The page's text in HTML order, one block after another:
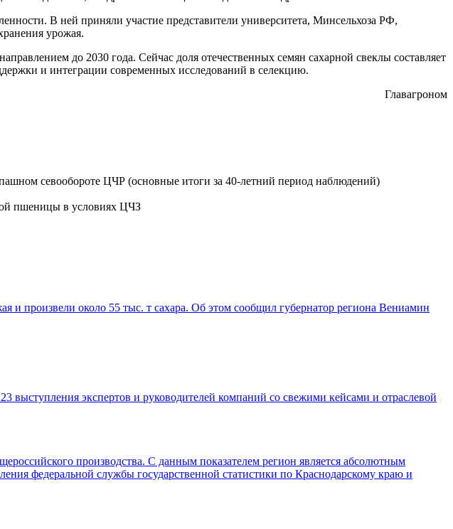
В ней приняли участие представители университета, Минсельхоза РФ,
урожая.
до 2030 года. Сейчас доля отечественных семян сахарной свеклы составляет
и интеграции современных исследований в селекцию.
Главагроном
севообороте ЦЧР (основные итоги за 40-летний период наблюдений)
пшеницы в условиях ЦЧЗ
и произвели около 55 тыс. т сахара. Об этом сообщил губернатор региона Вениамин
выступления экспертов и руководителей компаний со свежими кейсами и отраслевой
производства. С данным показателем регион является абсолютным
федеральной службы государственной статистики по Краснодарскому краю и